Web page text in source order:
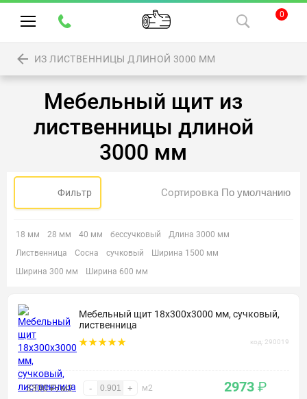
0
ИЗ ЛИСТВЕННИЦЫ ДЛИНОЙ 3000 ММ
Мебельный щит из
лиственницы длиной
3000 мм
Фильтр Сортировка
18 мм 28 мм 40 мм бессучковый
Длина 3000 мм
Лиственница
Сосна сучковый
Ширина 1500 мм
Ширина 300 мм
Ширина 600 мм
Мебельный щит 18х300х3000 мм, сучковый,
лиственница
код: 290019
3300 ₽/м2 - + м2 2973 ₽